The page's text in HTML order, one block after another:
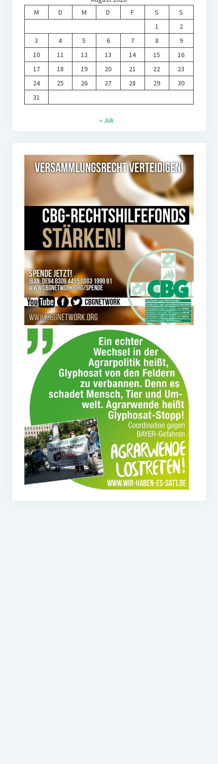
M
D M D F S
S
1
2
3
4 5 6 7 8
9
10
11 12 13 14 15
16
17
18 19 20 21 22
23
24
25 26 27 28 29
30
31
« Juli